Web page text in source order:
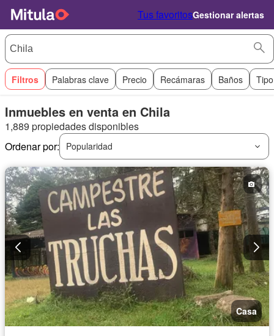
Tus favoritosGestionar alertas
Filtros Palabras clave Precio Recámaras Baños
Inmuebles en venta en Chila
1,889 propiedades disponibles
Ordenar por:
Popularidad
Casa